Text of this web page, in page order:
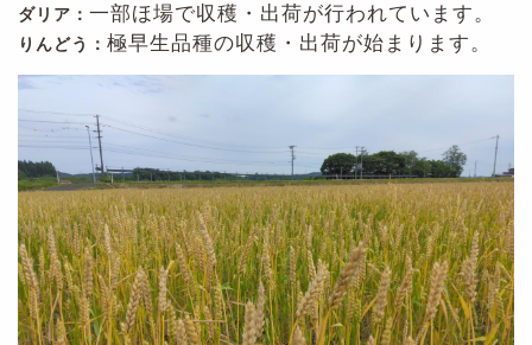
ダリア： 一部ほ場で収穫・出荷が行われています。
りんどう： 極早生品種の収穫・出荷が始まります。